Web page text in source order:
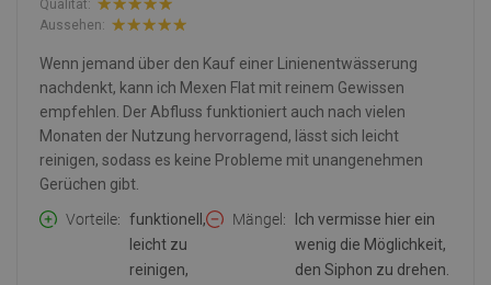
Qualität:
Aussehen:
Wenn jemand über den Kauf einer Linienentwässerung
nachdenkt, kann ich Mexen Flat mit reinem Gewissen
empfehlen. Der Abfluss funktioniert auch nach vielen
Monaten der Nutzung hervorragend, lässt sich leicht
reinigen, sodass es keine Probleme mit unangenehmen
Gerüchen gibt.
Vorteile
funktionell,
leicht zu
reinigen,
Mängel
Ich vermisse hier ein
wenig die Möglichkeit,
den Siphon zu drehen.